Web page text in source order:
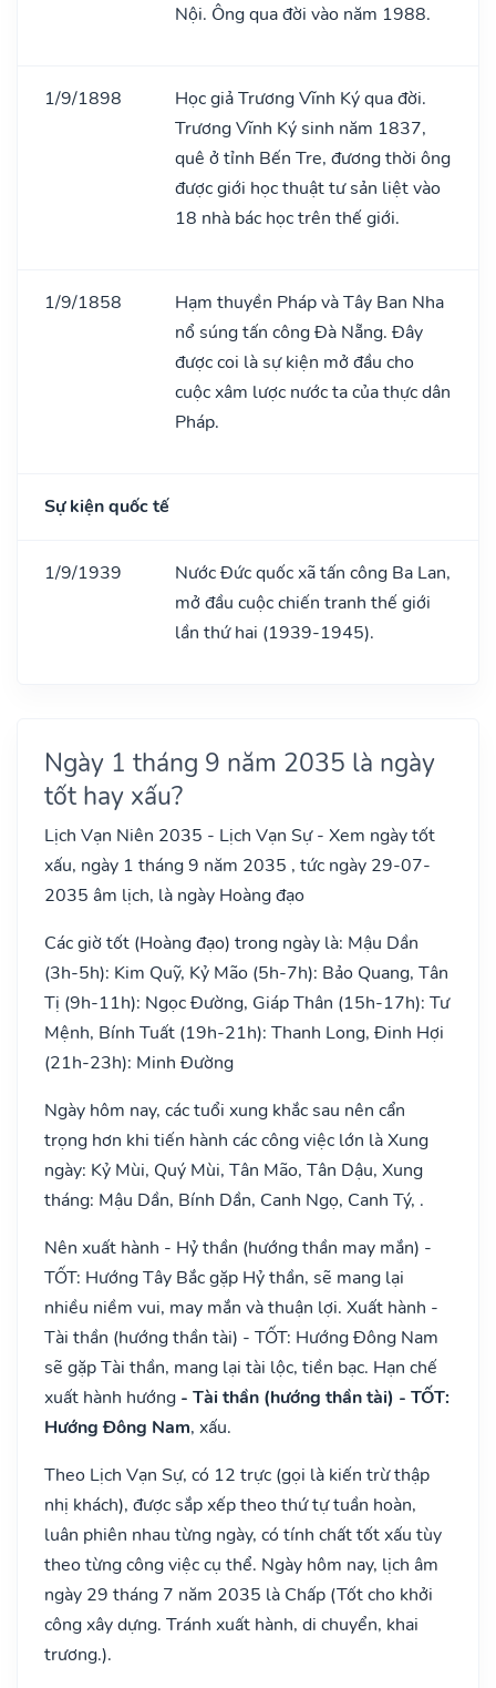
Nội. Ông qua đời vào năm 1988.
1/9/1898
Học giả Trương Vĩnh Ký qua đời.
Trương Vĩnh Ký sinh năm 1837,
quê ở tỉnh Bến Tre, đương thời ông
được giới học thuật tư sản liệt vào
18 nhà bác học trên thế giới.
1/9/1858
Hạm thuyền Pháp và Tây Ban Nha
nổ súng tấn công Đà Nẵng. Đây
được coi là sự kiện mở đầu cho
cuộc xâm lược nước ta của thực dân
Pháp.
Sự kiện quốc tế
1/9/1939
Nước Đức quốc xã tấn công Ba Lan,
mở đầu cuộc chiến tranh thế giới
lần thứ hai (1939-1945).
Ngày 1 tháng 9 năm 2035 là ngày
tốt hay xấu?
Lịch Vạn Niên 2035 - Lịch Vạn Sự - Xem ngày tốt
xấu, ngày 1 tháng 9 năm 2035 , tức ngày 29-07-
2035 âm lịch, là ngày Hoàng đạo
Các giờ tốt (Hoàng đạo) trong ngày là: Mậu Dần
(3h-5h): Kim Quỹ, Kỷ Mão (5h-7h): Bảo Quang, Tân
Tị (9h-11h): Ngọc Đường, Giáp Thân (15h-17h): Tư
Mệnh, Bính Tuất (19h-21h): Thanh Long, Đinh Hợi
(21h-23h): Minh Đường
Ngày hôm nay, các tuổi xung khắc sau nên cẩn
trọng hơn khi tiến hành các công việc lớn là Xung
ngày: Kỷ Mùi, Quý Mùi, Tân Mão, Tân Dậu, Xung
tháng: Mậu Dần, Bính Dần, Canh Ngọ, Canh Tý, .
Nên xuất hành - Hỷ thần (hướng thần may mắn) -
TỐT: Hướng Tây Bắc gặp Hỷ thần, sẽ mang lại
nhiều niềm vui, may mắn và thuận lợi. Xuất hành -
Tài thần (hướng thần tài) - TỐT: Hướng Đông Nam
sẽ gặp Tài thần, mang lại tài lộc, tiền bạc. Hạn chế
xuất hành hướng - Tài thần (hướng thần tài) - TỐT:
Hướng Đông Nam, xấu.
Theo Lịch Vạn Sự, có 12 trực (gọi là kiến trừ thập
nhị khách), được sắp xếp theo thứ tự tuần hoàn,
luân phiên nhau từng ngày, có tính chất tốt xấu tùy
theo từng công việc cụ thể. Ngày hôm nay, lịch âm
ngày 29 tháng 7 năm 2035 là Chấp (Tốt cho khởi
công xây dựng. Tránh xuất hành, di chuyển, khai
trương.).